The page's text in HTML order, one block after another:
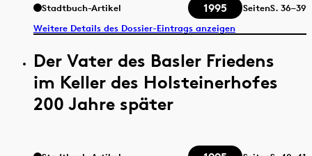
Stadtbuch-Artikel 1995 SeitenS. 36–39
Weitere Details des Dossier-Eintrags anzeigen
Der Vater des Basler Friedens
im Keller des Holsteinerhofes
200 Jahre später